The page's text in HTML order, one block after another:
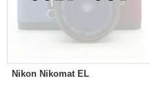
Nikon Nikomat EL